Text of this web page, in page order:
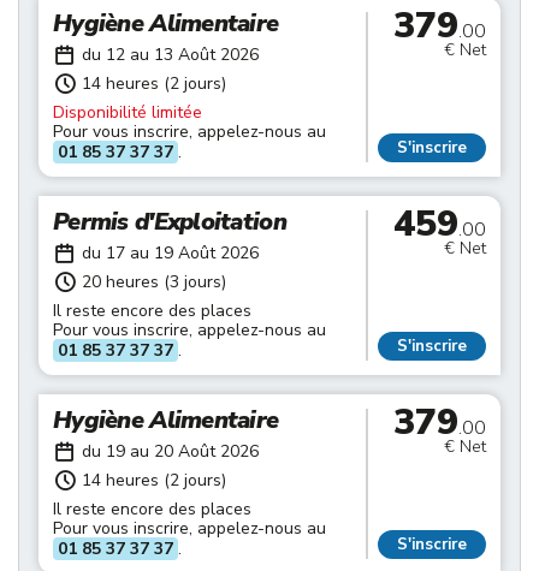
Hygiène Alimentaire
du 12 au 13 Août 2026
14 heures (2 jours)
Disponibilité limitée
Pour vous inscrire, appelez-nous au
01 85 37 37 37 .
379.00
€ Net
S'inscrire
Permis d'Exploitation
du 17 au 19 Août 2026
20 heures (3 jours)
Il reste encore des places
Pour vous inscrire, appelez-nous au
01 85 37 37 37 .
459.00
€ Net
S'inscrire
Hygiène Alimentaire
du 19 au 20 Août 2026
14 heures (2 jours)
Il reste encore des places
Pour vous inscrire, appelez-nous au
01 85 37 37 37 .
379.00
€ Net
S'inscrire